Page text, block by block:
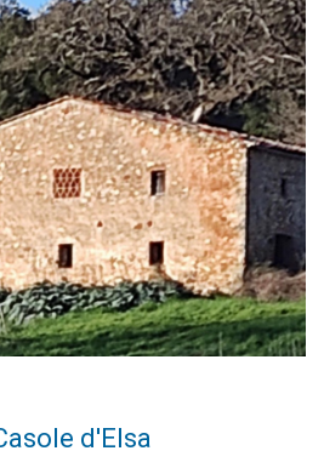
d'Elsa